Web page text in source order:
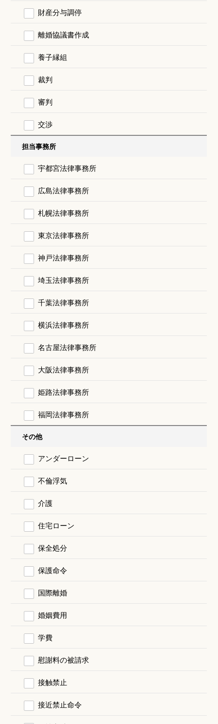
財産分与調停
離婚協議書作成
養子縁組
裁判
審判
交渉
担当事務所
宇都宮法律事務所
広島法律事務所
札幌法律事務所
東京法律事務所
神戸法律事務所
埼玉法律事務所
千葉法律事務所
横浜法律事務所
名古屋法律事務所
大阪法律事務所
姫路法律事務所
福岡法律事務所
その他
アンダーローン
不倫浮気
介護
住宅ローン
保全処分
保護命令
国際離婚
婚姻費用
学費
慰謝料の被請求
接触禁止
接近禁止命令